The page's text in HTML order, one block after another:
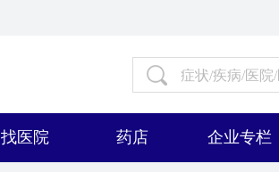
找医院 药店 企业专栏